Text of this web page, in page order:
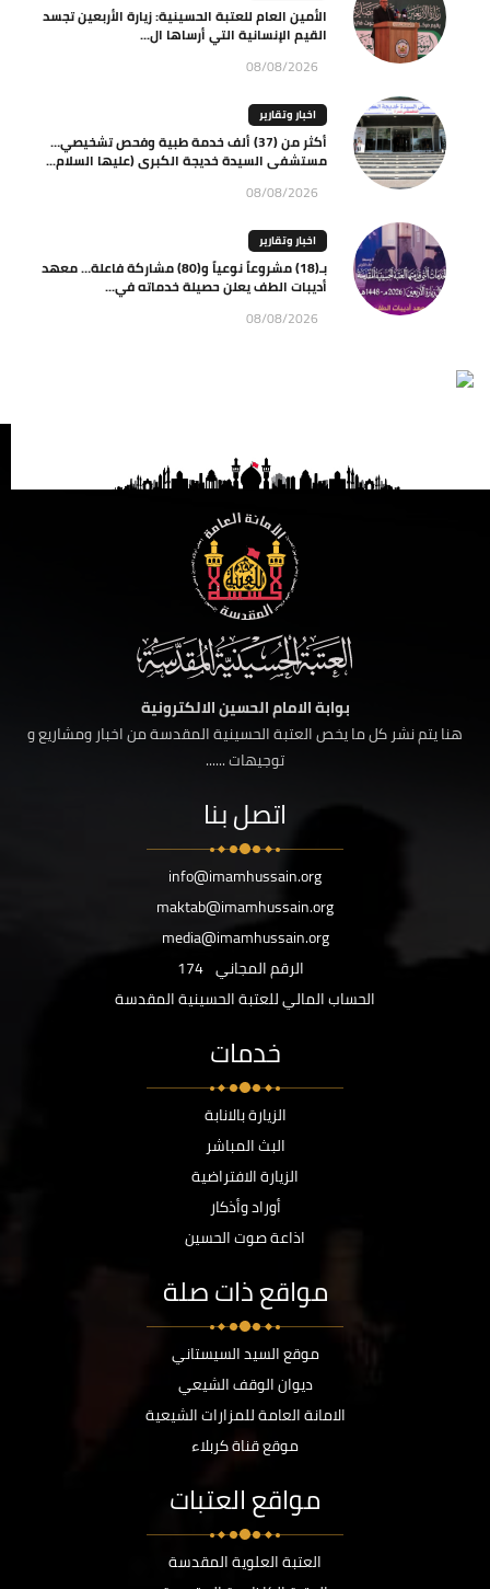
الأمين العام للعتبة الحسينية: زيارة الأربعين تجسد
القيم الإنسانية التي أرساها ال...
08/08/2026
اخبار وتقارير
أكثر من (37) ألف خدمة طبية وفحص تشخيصي…
مستشفى السيدة خديجة الكبرى (عليها السلام...
08/08/2026
اخبار وتقارير
بـ(18) مشروعاً نوعياً و(80) مشاركة فاعلة… معهد
أديبات الطف يعلن حصيلة خدماته في...
08/08/2026
بوابة الامام الحسين الالكترونية
هنا يتم نشر كل ما يخص العتبة الحسينية المقدسة من اخبار ومشاريع و
توجيهات ......
اتصل بنا
info@imamhussain.org
maktab@imamhussain.org
media@imamhussain.org
الرقم المجاني 174
الحساب المالي للعتبة الحسينية المقدسة
خدمات
الزيارة بالانابة
البث المباشر
الزيارة الافتراضية
أوراد وأذكار
اذاعة صوت الحسين
مواقع ذات صلة
موقع السيد السيستاني
ديوان الوقف الشيعي
الامانة العامة للمزارات الشيعية
موقع قناة كربلاء
مواقع العتبات
العتبة العلوية المقدسة